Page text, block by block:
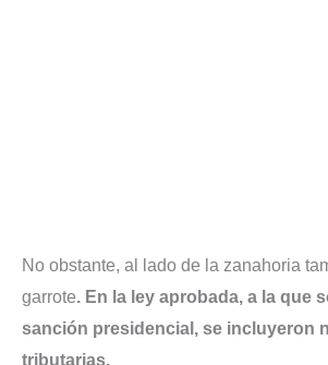
No obstante, al lado de la zanahoria
garrote. En la ley aprobada, a la que
sanción presidencial, se incluyeron
tributarias.